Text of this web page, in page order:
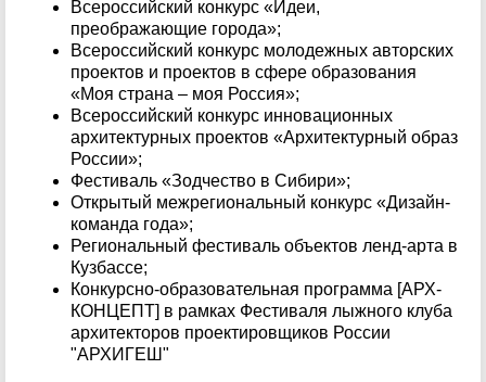
Всероссийский конкурс «Идеи,
преображающие города»;
Всероссийский конкурс молодежных авторских
проектов и проектов в сфере образования
«Моя страна – моя Россия»;
Всероссийский конкурс инновационных
архитектурных проектов «Архитектурный образ
России»;
Фестиваль «Зодчество в Сибири»;
Открытый межрегиональный конкурс «Дизайн-
команда года»;
Региональный фестиваль объектов ленд-арта в
Кузбассе;
Конкурсно-образовательная программа [АРХ-
КОНЦЕПТ] в рамках Фестиваля лыжного клуба
архитекторов проектировщиков России
"АРХИГЕШ"